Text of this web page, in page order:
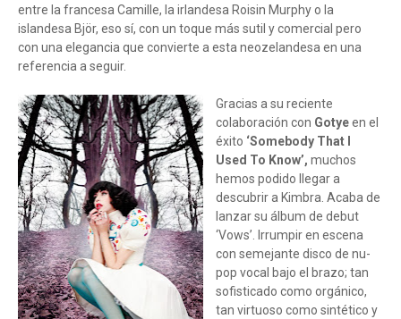
entre la francesa Camille, la irlandesa Roisin Murphy o la
islandesa Björ, eso sí, con un toque más sutil y comercial pero
con una elegancia que convierte a esta neozelandesa en una
referencia a seguir.
Gracias a su reciente
colaboración con Gotyeen el
éxito ‘Somebody That I
Used To Know’, muchos
hemos podido llegar a
descubrir a Kimbra. Acaba de
lanzar su álbum de debut
‘Vows’. Irrumpir en escena
con semejante disco de nu-
pop vocal bajo el brazo; tan
sofisticado como orgánico,
tan virtuoso como sintético y